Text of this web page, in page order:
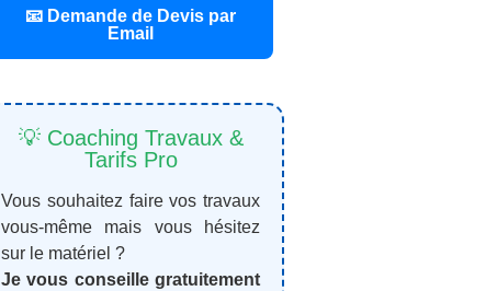
📧 Demande de Devis par
Email
💡 Coaching Travaux &
Tarifs Pro
Vous souhaitez faire vos travaux
vous-même mais vous hésitez
sur le matériel ?
Je vous conseille gratuitement